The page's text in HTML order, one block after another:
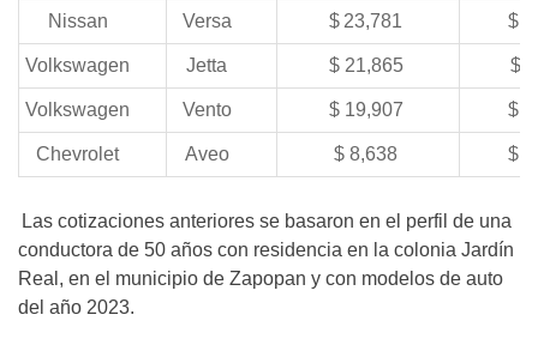
Nissan Versa $ 23,781 $
Volkswagen Jetta $ 21,865
Volkswagen Vento $ 19,907 $
Chevrolet Aveo $ 8,638 $
Las cotizaciones anteriores se basaron en el perfil de una
conductora de 50 años con residencia en la colonia Jardín
Real, en el municipio de Zapopan y con modelos de auto
del año 2023.